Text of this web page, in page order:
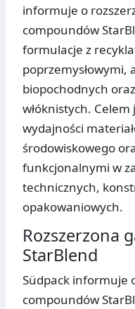
informuje o
compoundów
formulacje z
poprzemysłowymi,
biopochodnych
włóknistych. Celem
wydajności
środowiskowego
funkcjonalnymi w
technicznych,
opakowaniowych.
Rozszerzona
StarBlend
Südpack informuje
compoundów